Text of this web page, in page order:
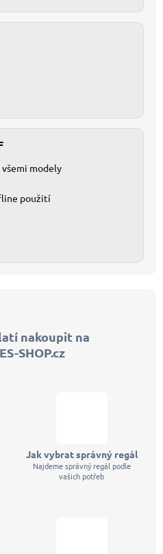
modely
použití
nakoupit na
SHOP.cz
Jak vybrat správný regál
Najdeme správný regál podle
vašich potřeb